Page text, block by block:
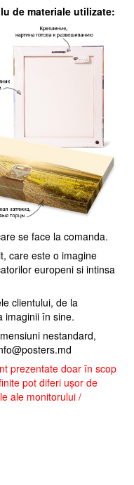
de materiale utilizate:
se face la comanda.
care este o imagine
europeni si intinsa
clientului, de la
imaginii în sine.
nestandard,
prezentate doar în scop
pot diferi ușor de
ale monitorului /